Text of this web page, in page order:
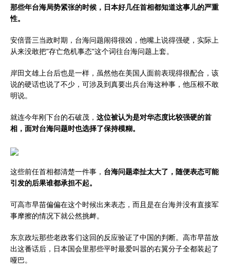
那些年台海局势紧张的时候，日本好几任首相都知道这事儿的严重
性。
安倍晋三当政时期，台海问题闹得很凶，他嘴上说得强硬，实际上
从来没敢把”存亡危机事态”这个词往台海问题上套。
岸田文雄上台后也是一样，虽然他在美国人面前表现得很配合，该
说的硬话也说了不少，可涉及到真要出兵台海这种事，他压根不敢
明说。
就连今年刚下台的石破茂， 这位被认为是对华态度比较强硬的首
相，面对台海问题时也选择了保持模糊。
这些前任首相都清楚一件事， 台海问题牵扯太大了，随便表态可能
引发的后果谁都承担不起。
可高市早苗偏偏在这个时候出来表态，而且是在台海并没有直接军
事摩擦的情况下就公然挑衅。
东京政坛那些老政客们这回的反应验证了中国的判断。高市早苗放
出这番话后，日本国会里那些平时最爱叫嚣的右翼分子全都装起了
哑巴。